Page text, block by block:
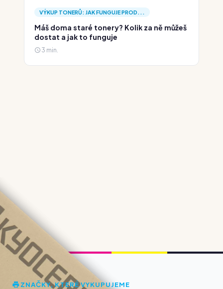
VÝKUP TONERŮ: JAK FUNGUJE PROD...
Máš doma staré tonery? Kolik za ně můžeš
dostat a jak to funguje
3 min.
ZNAČKY, KTERÉ VYKUPUJEME